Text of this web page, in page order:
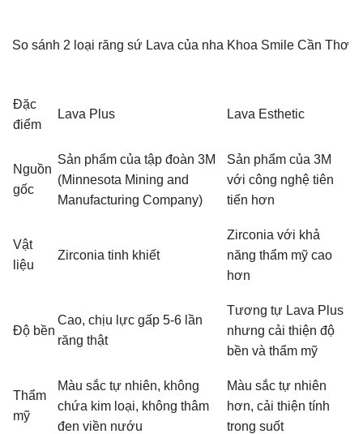
So sánh 2 loại răng sứ Lava của nha Khoa Smile Cần Thơ
Đặc
điểm
Lava Plus Lava Esthetic
Nguồn
gốc
Sản phẩm của tập đoàn 3M
(Minnesota Mining and
Manufacturing Company)
Sản phẩm của 3M
với công nghệ tiên
tiến hơn
Vật
liệu
Zirconia tinh khiết
Zirconia với khả
năng thẩm mỹ cao
hơn
Độ bền
Cao, chịu lực gấp 5-6 lần
răng thật
Tương tự Lava Plus
nhưng cải thiện độ
bền và thẩm mỹ
Thẩm
mỹ
Màu sắc tự nhiên, không
chứa kim loại, không thâm
đen viền nướu
Màu sắc tự nhiên
hơn, cải thiện tính
trong suốt